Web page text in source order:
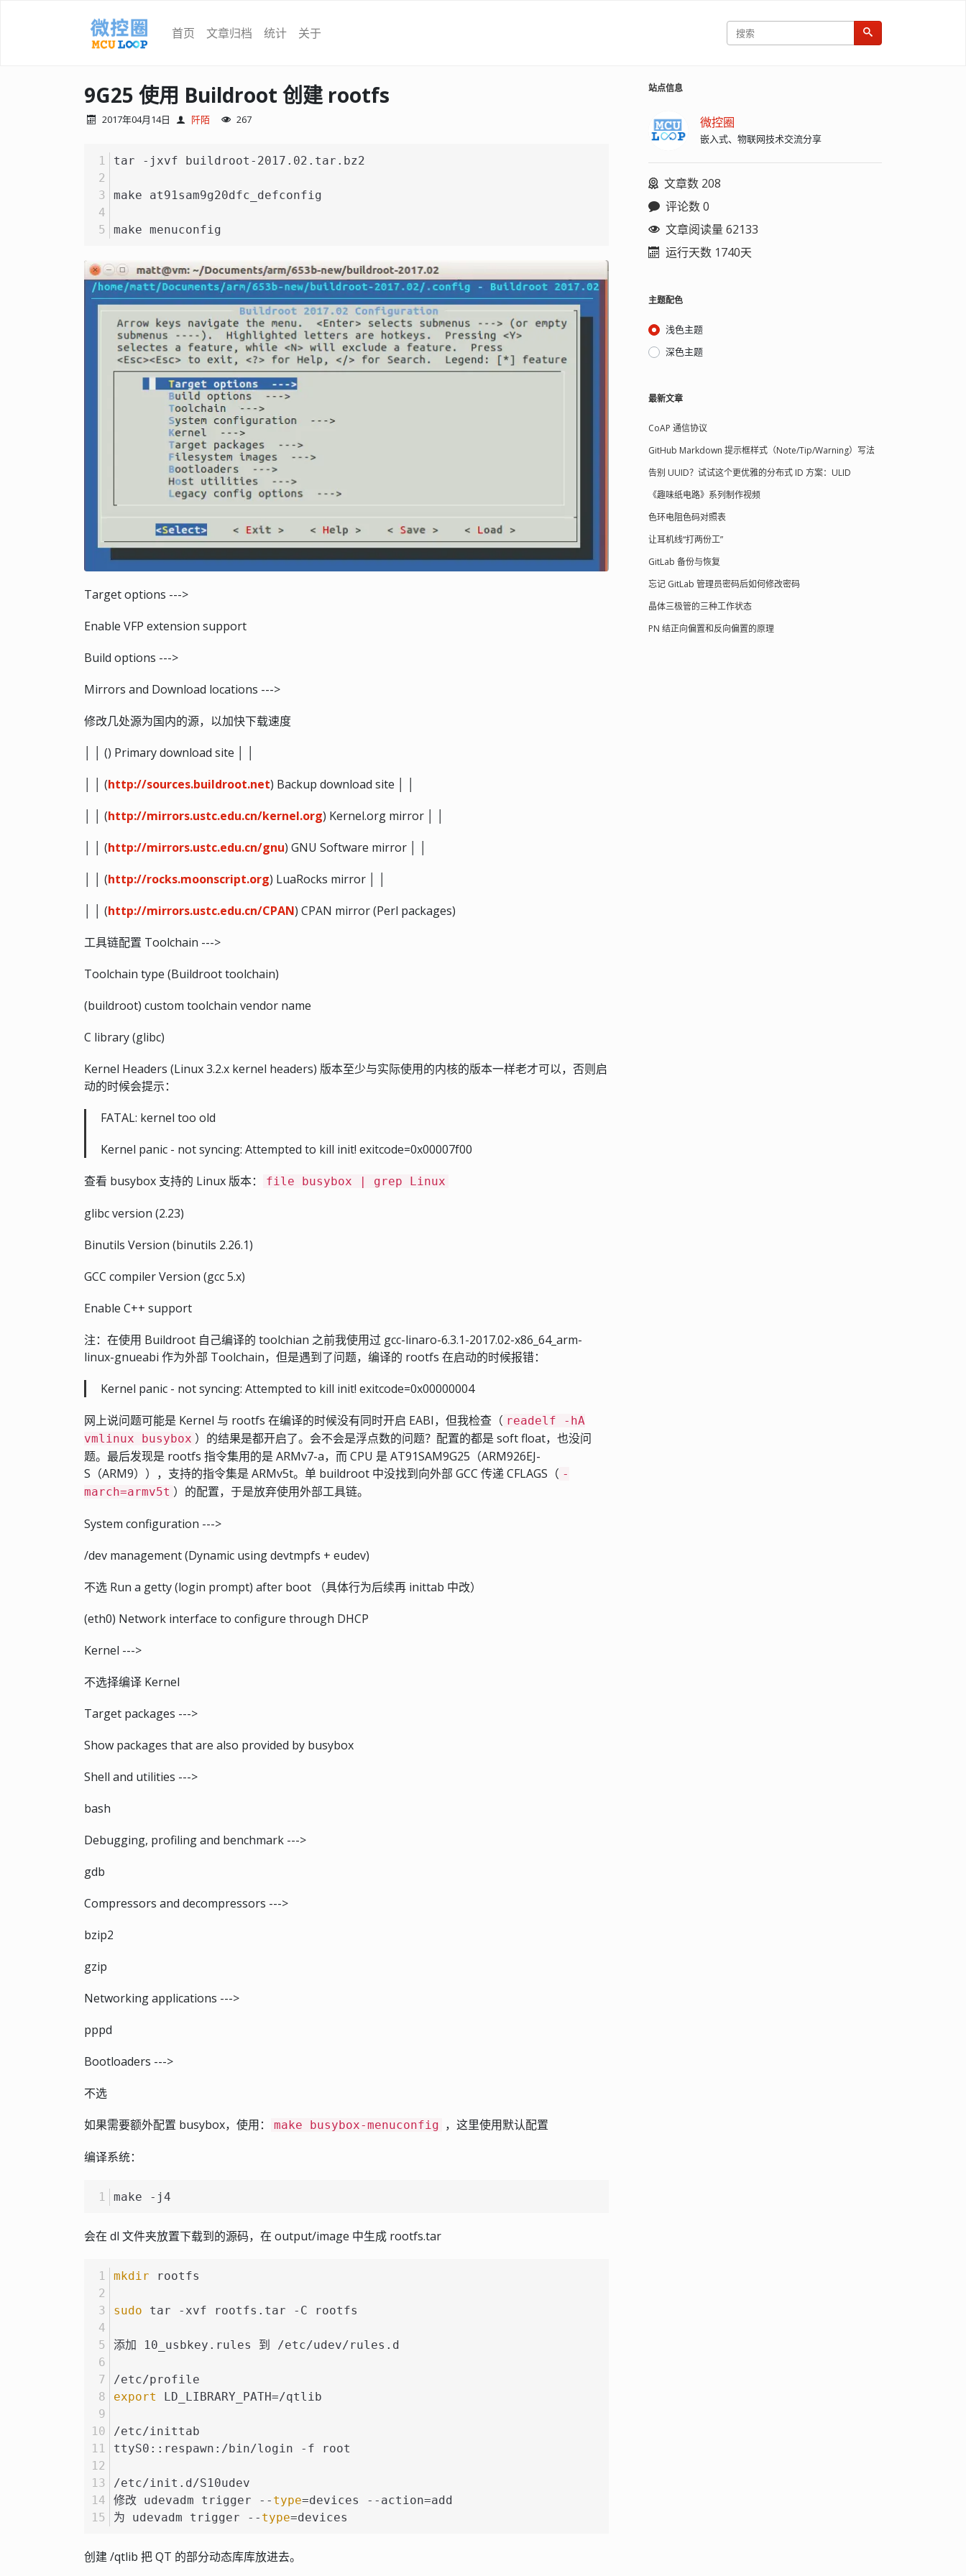
首页 文章归档 统计 关于
9G25 使用 Buildroot 创建 rootfs
2017年04月14日 阡陌 267
tar -jxvf buildroot-2017.02.tar.bz2
make at91sam9g20dfc_defconfig
make menuconfig
Target options --->
Enable VFP extension support
Build options --->
Mirrors and Download locations --->
修改几处源为国内的源，以加快下载速度
│ │ () Primary download site │ │
│ │ (http://sources.buildroot.net) Backup download site │ │
│ │ (http://mirrors.ustc.edu.cn/kernel.org) Kernel.org mirror │ │
│ │ (http://mirrors.ustc.edu.cn/gnu) GNU Software mirror │ │
│ │ (http://rocks.moonscript.org) LuaRocks mirror │ │
│ │ (http://mirrors.ustc.edu.cn/CPAN) CPAN mirror (Perl packages)
工具链配置 Toolchain --->
Toolchain type (Buildroot toolchain)
(buildroot) custom toolchain vendor name
C library (glibc)
Kernel Headers (Linux 3.2.x kernel headers) 版本至少与实际使用的内核的版本一样老才可以，否则启
动的时候会提示：
FATAL: kernel too old
Kernel panic - not syncing: Attempted to kill init! exitcode=0x00007f00
查看 busybox 支持的 Linux 版本：
file busybox | grep Linux
glibc version (2.23)
Binutils Version (binutils 2.26.1)
GCC compiler Version (gcc 5.x)
Enable C++ support
注：在使用 Buildroot 自己编译的 toolchian 之前我使用过 gcc-linaro-6.3.1-2017.02-x86_64_arm-
linux-gnueabi 作为外部 Toolchain，但是遇到了问题，编译的 rootfs 在启动的时候报错：
Kernel panic - not syncing: Attempted to kill init! exitcode=0x00000004
网上说问题可能是 Kernel 与 rootfs 在编译的时候没有同时开启 EABI，但我检查（ readelf -hA
vmlinux busybox ）的结果是都开启了。会不会是浮点数的问题？配置的都是 soft float，也没问
题。最后发现是 rootfs 指令集用的是 ARMv7-a，而 CPU 是 AT91SAM9G25（ARM926EJ-
S（ARM9）），支持的指令集是 ARMv5t。单 buildroot 中没找到向外部 GCC 传递 CFLAGS（ -
march=armv5t ）的配置，于是放弃使用外部工具链。
System configuration --->
/dev management (Dynamic using devtmpfs + eudev)
不选 Run a getty (login prompt) after boot （具体行为后续再 inittab 中改）
(eth0) Network interface to configure through DHCP
Kernel --->
不选择编译 Kernel
Target packages --->
Show packages that are also provided by busybox
Shell and utilities --->
bash
Debugging, profiling and benchmark --->
gdb
Compressors and decompressors --->
bzip2
gzip
Networking applications --->
pppd
Bootloaders --->
不选
如果需要额外配置 busybox，使用：
make busybox-menuconfig ，这里使用默认配置
编译系统：
make -j4
会在 dl 文件夹放置下载到的源码，在 output/image 中生成 rootfs.tar
mkdir rootfs
sudo tar -xvf rootfs.tar -C rootfs
添加 10_usbkey.rules 到 /etc/udev/rules.d
/etc/profile
export
LD_LIBRARY_PATH=/qtlib
/etc/inittab
ttyS0::respawn:/bin/login -f root
/etc/init.d/S10udev
修改 udevadm trigger -- type=devices --action=add
为 udevadm trigger -- type=devices
创建 /qtlib 把 QT 的部分动态库库放进去。
站点信息
微控圈
嵌入式、物联网技术交流分享
文章数 208
评论数 0
文章阅读量 62133
运行天数 1740天
主题配色
浅色主题
深色主题
最新文章
CoAP 通信协议
GitHub Markdown 提示框样式（Note/Tip/Warning）写法
告别 UUID？试试这个更优雅的分布式 ID 方案：ULID
《趣味纸电路》系列制作视频
色环电阻色码对照表
让耳机线“打两份工”
GitLab 备份与恢复
忘记 GitLab 管理员密码后如何修改密码
晶体三极管的三种工作状态
PN 结正向偏置和反向偏置的原理